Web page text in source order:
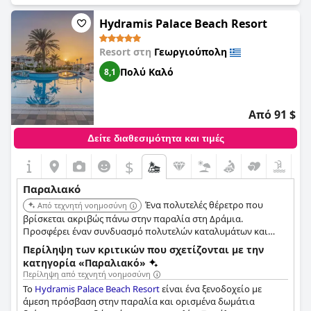
Hydramis Palace Beach Resort
Resort στη Γεωργιούπολη
8,1 Πολύ Καλό
Από 91 $
Δείτε διαθεσιμότητα και τιμές
$
Παραλιακό
Από τεχνητή νοημοσύνη
Ένα πολυτελές θέρετρο που
βρίσκεται ακριβώς πάνω στην παραλία στη Δράμια.
Προσφέρει έναν συνδυασμό πολυτελών καταλυμάτων και
άμεσης πρόσβασης στη θάλασσα, παρέχοντας μια πολυτελή
εμπειρία διακοπών στην παραλία.
Περίληψη των κριτικών που σχετίζονται με την
κατηγορία «Παραλιακό»
Περίληψη από τεχνητή νοημοσύνη
Το Hydramis Palace Beach Resortείναι ένα ξενοδοχείο με
άμεση πρόσβαση στην παραλία και ορισμένα δωμάτια